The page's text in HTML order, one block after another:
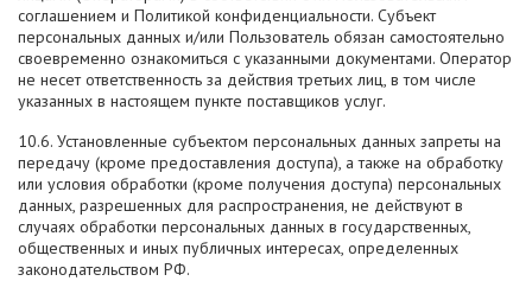
соглашением и Политикой конфиденциальности. Субъект
персональных данных и/или Пользователь обязан самостоятельно
своевременно ознакомиться с указанными документами. Оператор
не несет ответственность за действия третьих лиц, в том числе
указанных в настоящем пункте поставщиков услуг.
10.6. Установленные субъектом персональных данных запреты на
передачу (кроме предоставления доступа), а также на обработку
или условия обработки (кроме получения доступа) персональных
данных, разрешенных для распространения, не действуют в
случаях обработки персональных данных в государственных,
общественных и иных публичных интересах, определенных
законодательством РФ.